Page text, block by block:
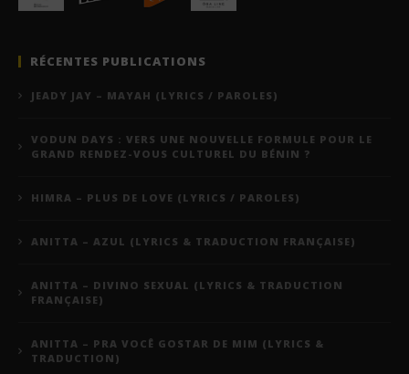
RÉCENTES PUBLICATIONS
JEADY JAY – MAYAH (LYRICS / PAROLES)
VODUN DAYS : VERS UNE NOUVELLE FORMULE POUR LE
GRAND RENDEZ-VOUS CULTUREL DU BÉNIN ?
HIMRA – PLUS DE LOVE (LYRICS / PAROLES)
ANITTA – AZUL (LYRICS & TRADUCTION FRANÇAISE)
ANITTA – DIVINO SEXUAL (LYRICS & TRADUCTION
FRANÇAISE)
ANITTA – PRA VOCÊ GOSTAR DE MIM (LYRICS &
TRADUCTION)